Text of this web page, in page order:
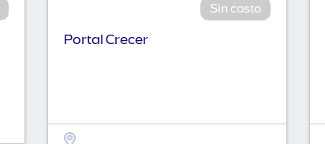
Sin costo
Portal Crecer